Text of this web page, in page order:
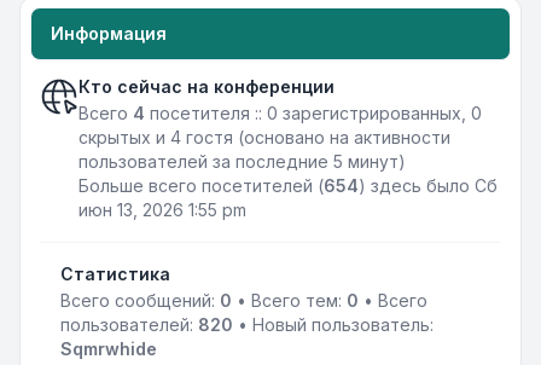
Информация
Кто сейчас на конференции
Всего 4 посетителя :: 0 зарегистрированных, 0
скрытых и 4 гостя (основано на активности
пользователей за последние 5 минут)
Больше всего посетителей (654) здесь было Сб
июн 13, 2026 1:55 pm
Статистика
Всего сообщений: 0 • Всего тем: 0 • Всего
пользователей: 820 • Новый пользователь:
Sqmrwhide